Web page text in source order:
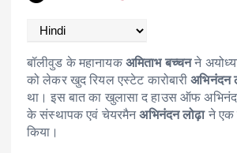
बॉलीवुड के महानायक अमिताभ बच्चनने
को लेकर खुद रियल एस्टेट कारोबारीअभिनंदन
था। इस बात का खुलासा द हाउस ऑफ
के संस्थापक एवं चेयरमैनअभिनंदन लोढ़ाने एक
किया।